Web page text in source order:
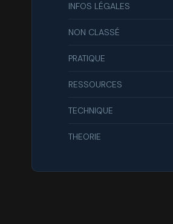
INFOS LÉGALES
NON CLASSÉ
PRATIQUE
RESSOURCES
TECHNIQUE
THEORIE